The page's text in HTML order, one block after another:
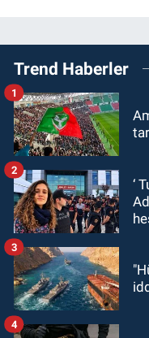
Trend Haberler
1
‘ Tuncay Sonel'e yeni suçlama:
2
3
4